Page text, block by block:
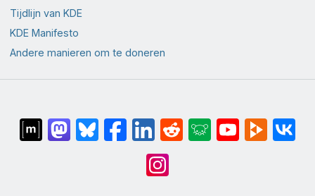
Tijdlijn van KDE
KDE Manifesto
Andere manieren om te doneren